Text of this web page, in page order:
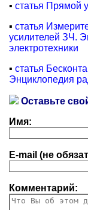
▪ статья Прямой
▪ статья
усилителей ЗЧ.
электротехники
▪ статья
Энциклопедия
Оставьте
Имя:
E-mail (не
Комментарий: